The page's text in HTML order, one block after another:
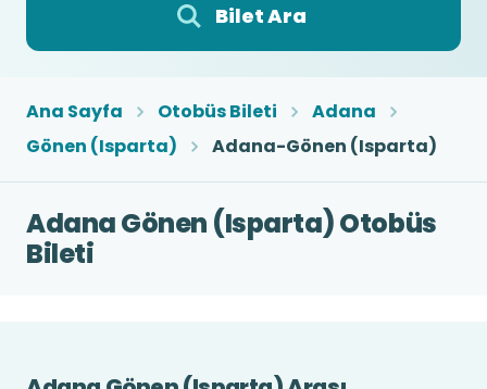
Bilet Ara
Ana Sayfa Otobüs Bileti
Adana
Gönen (Isparta)
Adana-Gönen (Isparta)
Adana Gönen (Isparta) Otobüs
Bileti